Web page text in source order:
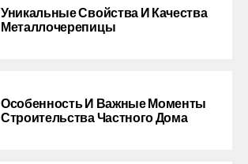
Уникальные Свойства И Качества
Металлочерепицы
Особенность И Важные Моменты
Строительства Частного Дома